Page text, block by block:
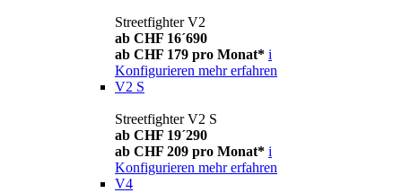
Streetfighter V2
ab CHF 16´690
ab CHF 179 pro Monat* i
Konfigurieren mehr erfahren
V2 S
Streetfighter V2 S
ab CHF 19´290
ab CHF 209 pro Monat* i
Konfigurieren mehr erfahren
V4